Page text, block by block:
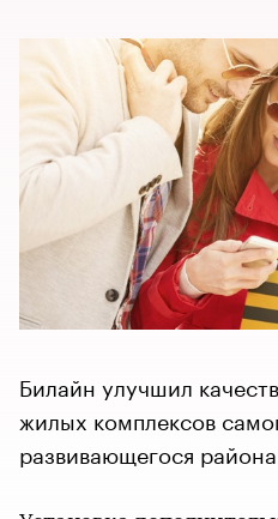
Билайн улучшил
жилых комплексов
развивающегося